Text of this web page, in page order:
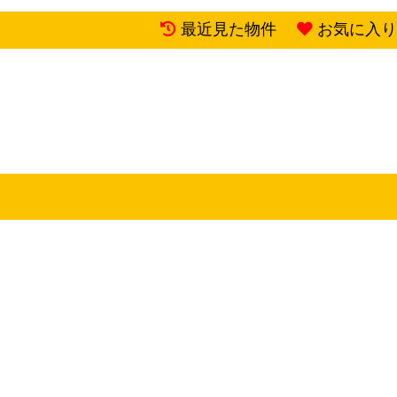
最近見た物件
お気に入り